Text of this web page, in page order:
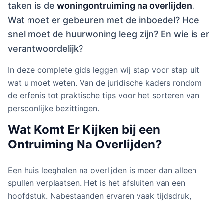
taken is de woningontruiming na overlijden.
Wat moet er gebeuren met de inboedel? Hoe
snel moet de huurwoning leeg zijn? En wie is er
verantwoordelijk?
In deze complete gids leggen wij stap voor stap uit
wat u moet weten. Van de juridische kaders rondom
de erfenis tot praktische tips voor het sorteren van
persoonlijke bezittingen.
Wat Komt Er Kijken bij een
Ontruiming Na Overlijden?
Een huis leeghalen na overlijden is meer dan alleen
spullen verplaatsen. Het is het afsluiten van een
hoofdstuk. Nabestaanden ervaren vaak tijdsdruk,